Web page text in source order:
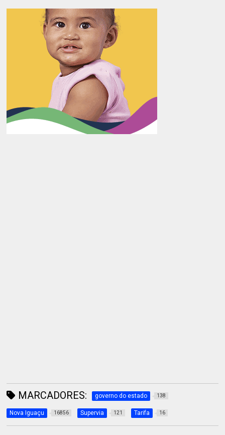
MARCADORES: governo do estado 138
Nova Iguaçu 16856 Supervia 121 Tarifa 16